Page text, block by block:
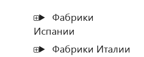
Фабрики
Испании
Фабрики Италии